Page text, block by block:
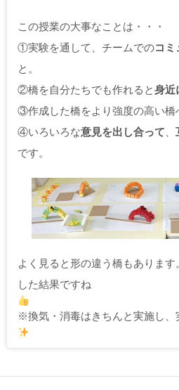
この授業の大事なことは・・・
①実験を通して、チームでのコミ
と。
②橋を自分たちでも作れると身近
③作成した橋をより強度の高い橋
④いろいろな意見を出し合って、
です。
よく見ると形の違う橋もありま
した結果ですね
※換気・消毒はきちんと実施し、